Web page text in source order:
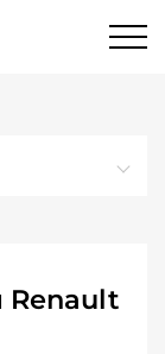
Renault